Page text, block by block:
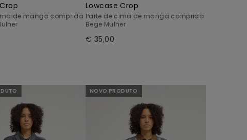
de manga comprida
Lowcase Crop
Parte de cima de manga comprida
Bege Mulher
€ 35,00
NOVO PRODUTO